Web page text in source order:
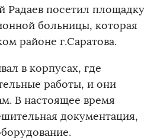
Радаев посетил площадку
больницы, которая
районе г.Саратова.
в корпусах, где
работы, и они
В настоящее время
документация,